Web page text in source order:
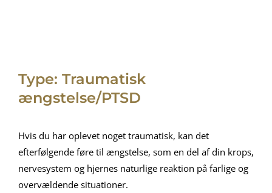
Type: Traumatisk
ængstelse/PTSD
Hvis du har oplevet noget traumatisk, kan det
efterfølgende føre til ængstelse, som en del af din krops,
nervesystem og hjernes naturlige reaktion på farlige og
overvældende situationer.